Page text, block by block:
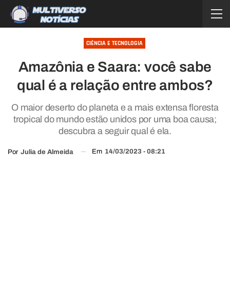
CIÊNCIA E TECNOLOGIA
Amazônia e Saara: você sabe
qual é a relação entre ambos?
O maior deserto do planeta e a mais extensa floresta
tropical do mundo estão unidos por uma boa causa;
descubra a seguir qual é ela.
Por Julia de Almeida Em 14/03/2023 - 08:21